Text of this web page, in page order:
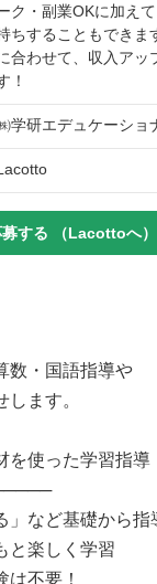
ク・副業OKに加え
ちすることもできま
合わせて、収入アッ
！
学研エデュケーショ
する （Lacottoへ）
数・国語指導や
ます。
を使った学習指導
」など基礎から指
と楽しく学習
不要！